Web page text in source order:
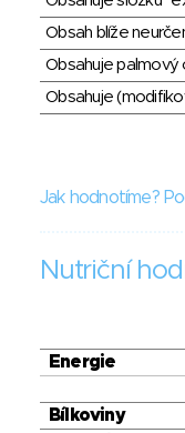
Obsah blíže
Obsahuje
Obsahuje
Jak hodnotíme?
Nutriční
Energie
Bílkoviny